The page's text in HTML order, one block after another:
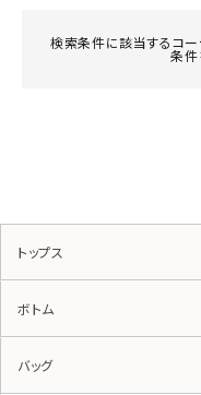
検索条件に該当するコー
条件
トップス
ボトム
バッグ